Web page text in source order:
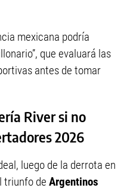
mexicana podría
que evaluará las
antes de tomar
River si no
2026
luego de la derrota en
triunfo de Argentinos